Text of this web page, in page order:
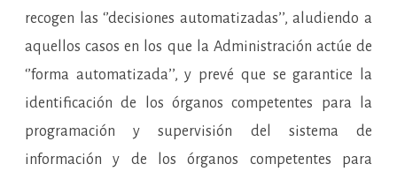
recogen las ‘’decisiones automatizadas’’, aludiendo a
aquellos casos en los que la Administración actúe de
‘’forma automatizada’’, y prevé que se garantice la
identificación de los órganos competentes para la
programación y supervisión del sistema de
información y de los órganos competentes para